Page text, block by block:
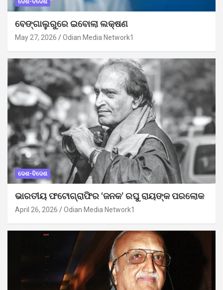
ଦେଶ-ବିଦେଶ
ବେଙ୍ଗାଲୁରୁରେ ଇବୋଲା ଲକ୍ଷଣ
May 27, 2026 Odian Media Network1
ଦେଶ-ବିଦେଶ
ଭାରତୀୟ ଫଟୋଗ୍ରାଫିର ‘ଜନକ’ ରଘୁ ରାୟଙ୍କ ପରଲୋକ
April 26, 2026 Odian Media Network1